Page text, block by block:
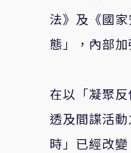
法》及《國
態」，內部
在以「凝聚
透及間諜活
時」已經改